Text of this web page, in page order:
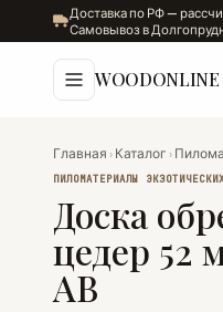
Доставка по РФ —
Самовывоз в
WOODONLINE
Главная › Каталог ›
ПИЛОМАТЕРИАЛЫ
Доска
цедер 52
АВ